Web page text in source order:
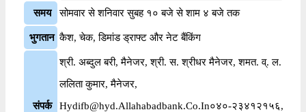
समय सोमवार से शनिवार सुबह १० बजे से शाम ४ बजे तक
भुगतान कैश, चेक, डिमांड ड्राफ्ट और नेट बैंकिंग
संपर्क
श्री. अब्दुल बरी, मैनेजर, श्री. स. श्रीधर मैनेजर, शमत. व्. ल.
ललिता कुमार, मैनेजर,
Hydifb@hyd.Allahabadbank.Co.In०४०-२३४१२१५६,